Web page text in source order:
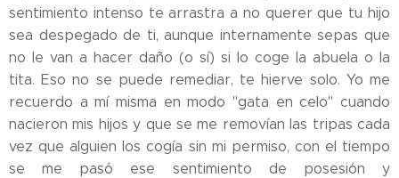
sentimiento intenso te arrastra a no querer que tu hijo
sea despegado de ti, aunque internamente sepas que
no le van a hacer daño (o sí) si lo coge la abuela o la
tita. Eso no se puede remediar, te hierve solo. Yo me
recuerdo a mí misma en modo "gata en celo" cuando
nacieron mis hijos y que se me removían las tripas cada
vez que alguien los cogía sin mi permiso, con el tiempo
se me pasó ese sentimiento de posesión y